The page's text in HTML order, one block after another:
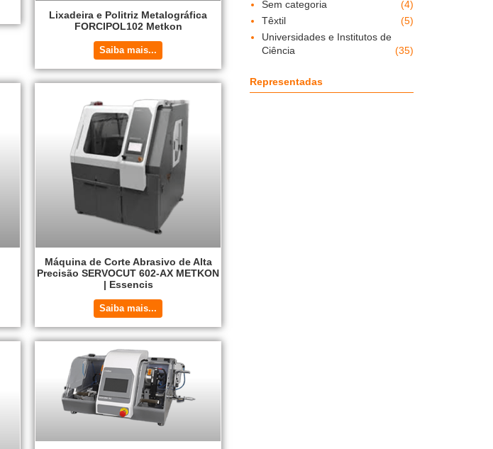
Lixadeira e Politriz Metalográfica
FORCIPOL102 Metkon
Saiba mais...
Máquina de Corte Abrasivo de Alta
Precisão SERVOCUT 602-AX METKON
| Essencis
Saiba mais...
Sem categoria
(4)
Têxtil
(5)
Universidades e Institutos de
Ciência
(35)
Representadas